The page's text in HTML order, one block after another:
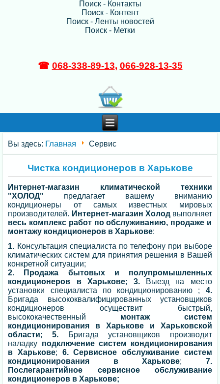
Поиск - Контакты
Поиск - Контент
Поиск - Ленты новостей
Поиск - Метки
☎ 068-338-89-13, 066-928-13-35
Вы здесь: Главная Сервис
Чистка кондиционеров в Харькове
Интернет-магазин климатической техники
"ХОЛОД" предлагает вашему вниманию
кондиционеры от самых известных мировых
производителей. Интернет-магазин Холодвыполняет
весь комплекс работ по обслуживанию, продаже и
монтажу кондиционеров в Харькове:
1. Консультация специалиста по телефону при выборе
климатических систем для принятия решения в Вашей
конкретной ситуации;
2. Продажа бытовых и полупромышленных
кондиционеров в Харькове; 3.Выезд на место
установки специалиста по кондиционированию ; 4.
Бригада высококвалифицированных установщиков
кондиционеров осуществит быстрый,
высококачественный монтаж систем
кондиционирования в Харькове и Харьковской
области; 5.Бригада установщиков производит
наладку подключение систем кондиционирования
в Харькове; 6. Сервисное обслуживание систем
кондиционирования в Харькове; 7.
Послегарантийное сервисное обслуживание
кондиционеров в Харькове;